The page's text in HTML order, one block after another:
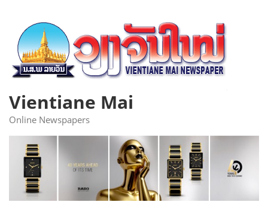
content
Vientiane Mai
Online Newspapers